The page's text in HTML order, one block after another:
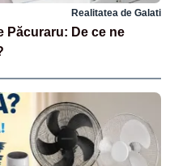
Realitatea de Galati
Păcuraru: De ce ne